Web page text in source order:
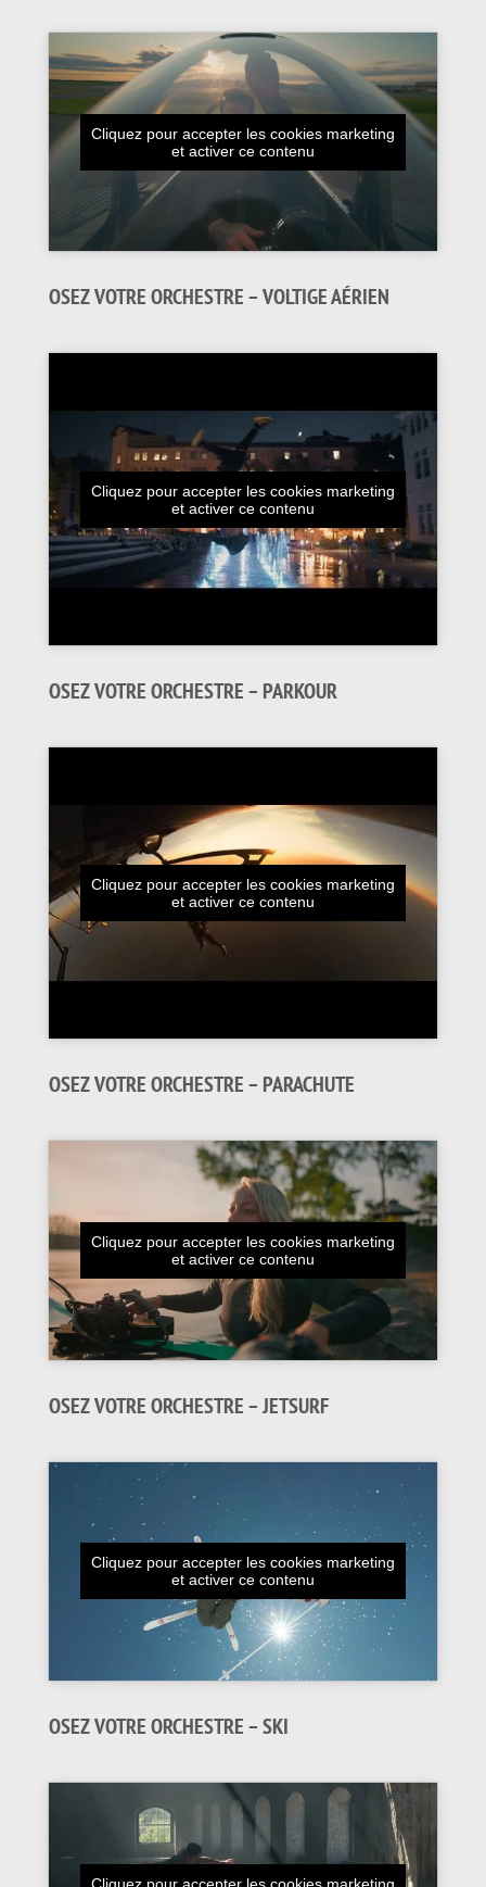
Cliquez pour accepter les cookies marketing
et activer ce contenu
OSEZ VOTRE ORCHESTRE – VOLTIGE AÉRIEN
Cliquez pour accepter les cookies marketing
et activer ce contenu
OSEZ VOTRE ORCHESTRE – PARKOUR
Cliquez pour accepter les cookies marketing
et activer ce contenu
OSEZ VOTRE ORCHESTRE – PARACHUTE
Cliquez pour accepter les cookies marketing
et activer ce contenu
OSEZ VOTRE ORCHESTRE – JETSURF
Cliquez pour accepter les cookies marketing
et activer ce contenu
OSEZ VOTRE ORCHESTRE – SKI